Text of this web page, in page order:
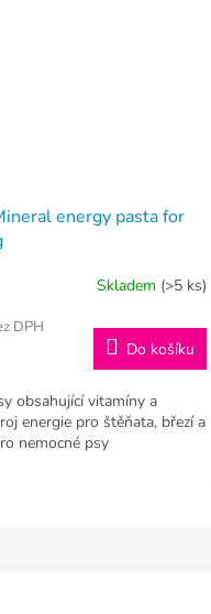
energy pasta for
Skladem (>5 ks)
DPH
Do košíku
obsahující vitamíny a
energie pro štěňata, březí a
nemocné psy